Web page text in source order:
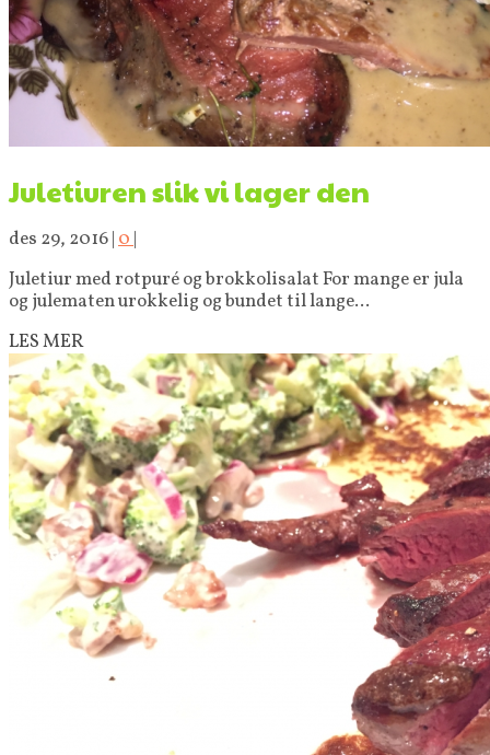
Juletiuren slik vi lager den
des 29, 2016| 0 |
Juletiur med rotpuré og brokkolisalat For mange er jula
og julematen urokkelig og bundet til lange...
LES MER